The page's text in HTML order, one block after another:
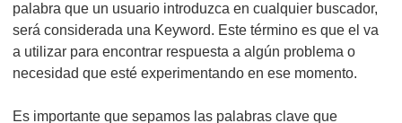
palabra que un usuario introduzca en cualquier buscador,
será considerada una Keyword. Este término es que el va
a utilizar para encontrar respuesta a algún problema o
necesidad que esté experimentando en ese momento.
Es importante que sepamos las palabras clave que